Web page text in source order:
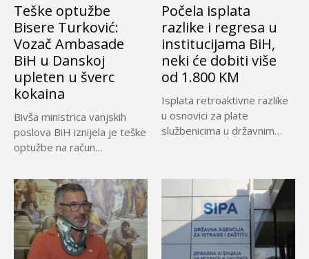
Teške optužbe
Bisere Turković:
Vozač Ambasade
BiH u Danskoj
upleten u šverc
kokaina
Bivša ministrica vanjskih
poslova BiH iznijela je teške
optužbe na račun
Počela isplata
razlike i regresa u
institucijama BiH,
neki će dobiti više
od 1.800 KM
Isplata retroaktivne razlike
u osnovici za plate
službenicima u državnim